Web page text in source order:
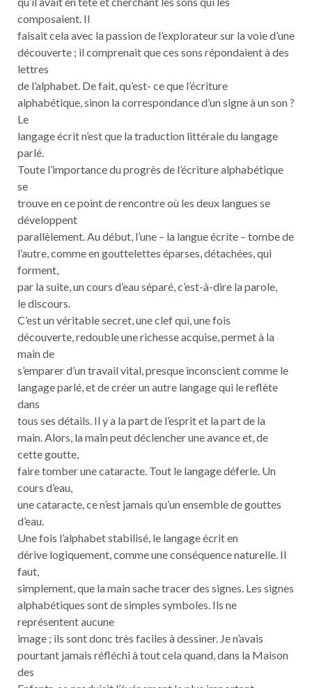
composaient. Il
faisait cela avec la passion de l’explorateur sur la voie d’une
découverte ; il comprenait que ces sons répondaient à des
lettres
de l’alphabet. De fait, qu’est- ce que l’écriture
alphabétique, sinon la correspondance d’un signe à un son ?
Le
langage écrit n’est que la traduction littérale du langage
parlé.
Toute l’importance du progrès de l’écriture alphabétique
se
trouve en ce point de rencontre où les deux langues se
développent
parallèlement. Au début, l’une – la langue écrite – tombe de
l’autre, comme en gouttelettes éparses, détachées, qui
forment,
par la suite, un cours d’eau séparé, c’est-à-dire la parole,
le discours.
C’est un véritable secret, une clef qui, une fois
découverte, redouble une richesse acquise, permet à la
main de
s’emparer d’un travail vital, presque inconscient comme le
langage parlé, et de créer un autre langage qui le reflète
dans
tous ses détails. Il y a la part de l’esprit et la part de la
main. Alors, la main peut déclencher une avance et, de
cette goutte,
faire tomber une cataracte. Tout le langage déferle. Un
cours d’eau,
une cataracte, ce n’est jamais qu’un ensemble de gouttes
d’eau.
Une fois l’alphabet stabilisé, le langage écrit en
dérive logiquement, comme une conséquence naturelle. Il
faut,
simplement, que la main sache tracer des signes. Les signes
alphabétiques sont de simples symboles. Ils ne
représentent aucune
image ; ils sont donc très faciles à dessiner. Je n’avais
pourtant jamais réfléchi à tout cela quand, dans la Maison
des